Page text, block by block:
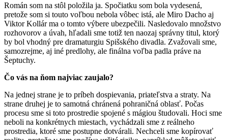
Román som na stôl položila ja. Spočiatku som bola vydesená,
pretože som si touto voľbou nebola vôbec istá, ale Miro Dacho aj
Viktor Kollár ma o tomto výbere ubezpečili. Nasledovalo množstvo
rozhovorov a úvah, hľadali sme totiž ten naozaj správny titul, ktorý
by bol vhodný pre dramaturgiu Spišského divadla. Zvažovali sme,
samozrejme, aj iné predlohy, ale finálna voľba padla práve na
Šeptuchy.
Čo vás na ňom najviac zaujalo?
Na jednej strane je to príbeh dospievania, priateľstva a straty. Na
strane druhej je to samotná chránená pohraničná oblasť. Počas
procesu sme si toto prostredie spojené s mágiou študovali. Hoci sme
neboli na konkrétnych miestach, vychádzali sme z reálneho
prostredia, ktoré sme postupne dotvárali. Nechceli sme kopírovať